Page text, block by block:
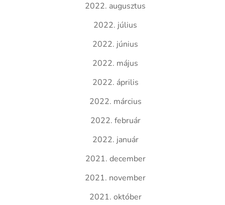
2022. augusztus
2022. július
2022. június
2022. május
2022. április
2022. március
2022. február
2022. január
2021. december
2021. november
2021. október